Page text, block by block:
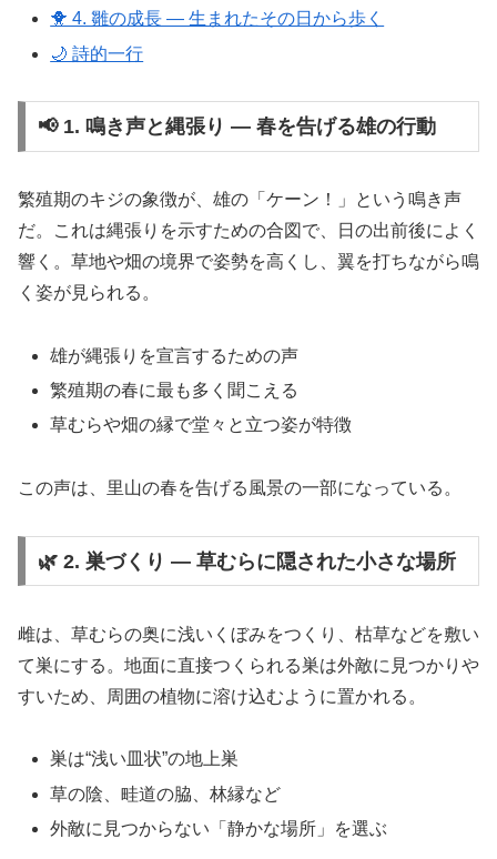
🐥 4. 雛の成長 ― 生まれたその日から歩く
🌙 詩的一行
📢 1. 鳴き声と縄張り ― 春を告げる雄の行動
繁殖期のキジの象徴が、雄の「ケーン！」という鳴き声
だ。これは縄張りを示すための合図で、日の出前後によく
響く。草地や畑の境界で姿勢を高くし、翼を打ちながら鳴
く姿が見られる。
雄が縄張りを宣言するための声
繁殖期の春に最も多く聞こえる
草むらや畑の縁で堂々と立つ姿が特徴
この声は、里山の春を告げる風景の一部になっている。
🌿 2. 巣づくり ― 草むらに隠された小さな場所
雌は、草むらの奥に浅いくぼみをつくり、枯草などを敷い
て巣にする。地面に直接つくられる巣は外敵に見つかりや
すいため、周囲の植物に溶け込むように置かれる。
巣は“浅い皿状”の地上巣
草の陰、畦道の脇、林縁など
外敵に見つからない「静かな場所」を選ぶ